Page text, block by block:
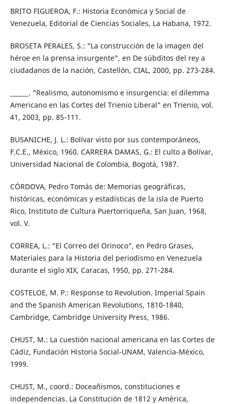
BRITO FIGUEROA, F.: Historia Económica y Social de
Venezuela, Editorial de Ciencias Sociales, La Habana, 1972.
BROSETA PERALES, S.: "La construcción de la imagen del
héroe en la prensa insurgente", en De súbditos del rey a
ciudadanos de la nación, Castellón, CIAL, 2000, pp. 273-284.
______. "Realismo, autonomismo e insurgencia: el dilemma
Americano en las Cortes del Trienio Liberal" en Trienio, vol.
41, 2003, pp. 85-111.
BUSANICHE, J. L.: Bolívar visto por sus contemporáneos,
F.C.E., México, 1960. CARRERA DAMAS, G.: El culto a Bolívar,
Universidad Nacional de Colombia, Bogotá, 1987.
CÓRDOVA, Pedro Tomás de: Memorias geográficas,
históricas, económicas y estadísticas de la isla de Puerto
Rico, Instituto de Cultura Puertorriqueña, San Juan, 1968,
vol. V.
CORREA, L.: "El Correo del Orinoco", en Pedro Grases,
Materiales para la Historia del periodismo en Venezuela
durante el siglo XIX, Caracas, 1950, pp. 271-284.
COSTELOE, M. P.: Response to Revolution. Imperial Spain
and the Spanish American Revolutions, 1810-1840,
Cambridge, Cambridge University Press, 1986.
CHUST, M.: La cuestión nacional americana en las Cortes de
Cádiz, Fundación Historia Social-UNAM, Valencia-México,
1999.
CHUST, M., coord.: Doceañismos, constituciones e
independencias. La Constitución de 1812 y América,